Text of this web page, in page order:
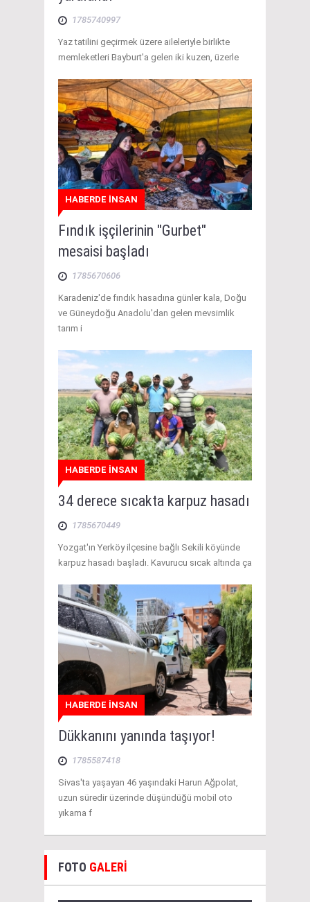
1785740997
Yaz tatilini geçirmek üzere aileleriyle birlikte
memleketleri Bayburt'a gelen iki kuzen, üzerle
HABERDE İNSAN
Fındık işçilerinin "Gurbet"
mesaisi başladı
1785670606
Karadeniz'de fındık hasadına günler kala, Doğu
ve Güneydoğu Anadolu'dan gelen mevsimlik
tarım i
HABERDE İNSAN
34 derece sıcakta karpuz hasadı
1785670449
Yozgat'ın Yerköy ilçesine bağlı Sekili köyünde
karpuz hasadı başladı. Kavurucu sıcak altında ça
HABERDE İNSAN
Dükkanını yanında taşıyor!
1785587418
Sivas'ta yaşayan 46 yaşındaki Harun Ağpolat,
uzun süredir üzerinde düşündüğü mobil oto
yıkama f
FOTO GALERİ